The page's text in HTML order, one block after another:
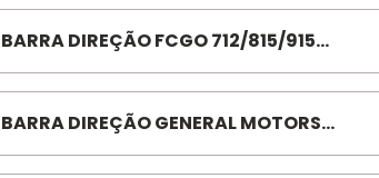
BARRA DIREÇÃO FCGO 712/815/915
ZL8043 1C453304AB 831MM 2001/ ......
BARRA DIREÇÃO GENERAL MOTORS
ACD/60 78/80 CURT BD0107